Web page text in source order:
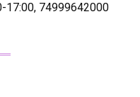
17:00, 74999642000